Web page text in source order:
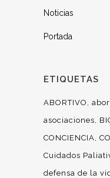
Noticias
Portada
ETIQUETAS
ABORTIVO
asociaciones
CONCIENCIA
Cuidados
defensa de la